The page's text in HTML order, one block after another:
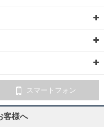
スマートフォン
客様へ